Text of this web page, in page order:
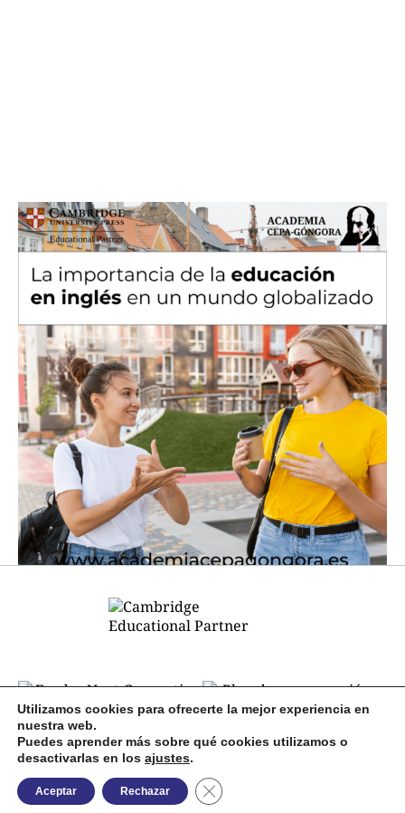
Utilizamos cookies para ofrecerte la mejor experiencia en
nuestra web.
Puedes aprender más sobre qué cookies utilizamos o
desactivarlas en los ajustes.
Aceptar Rechazar Cerrar el banner de cookies